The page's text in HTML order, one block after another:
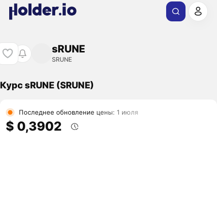
sRUNE
SRUNE
Курс sRUNE (SRUNE)
Последнее обновление цены: 1 июля
$ 0,3902